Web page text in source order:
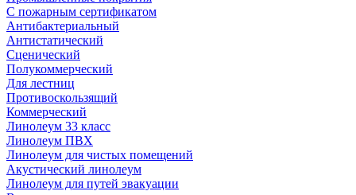
С пожарным сертификатом
Антибактериальный
Антистатический
Сценический
Полукоммерческий
Для лестниц
Противоскользящий
Коммерческий
Линолеум 33 класс
Линолеум ПВХ
Линолеум для чистых помещений
Акустический линолеум
Линолеум для путей эвакуации